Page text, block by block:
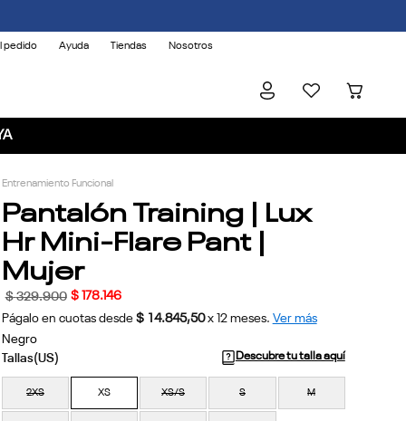
pedido Ayuda Tiendas Nosotros
Entrenamiento Funcional
Pantalón Training | Lux
Hr Mini-Flare Pant |
Mujer
$ 329.900 $ 178.146
Págalo en cuotas desde $ 14.845,50 x 12meses. Ver más
Negro
Descubre tu talla aquí
2XS XS XS/S S M